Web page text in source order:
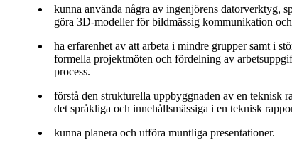
kunna använda några av ingenjörens datorverktyg,
göra 3D-modeller för bildmässig kommunikation
ha erfarenhet av att arbeta i mindre grupper samt i
formella projektmöten och fördelning av
process.
förstå den strukturella uppbyggnaden av en teknisk
det språkliga och innehållsmässiga i en teknisk
kunna planera och utföra muntliga presentationer.